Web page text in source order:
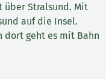
über Stralsund. Mit
auf die Insel.
dort geht es mit Bahn